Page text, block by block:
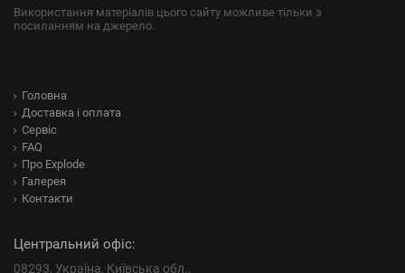
Використання матеріалів цього сайту можливе тільки з
посиланням на джерело.
Головна
Доставка і оплата
Сервіс
FAQ
Про Explode
Галерея
Контакти
Центральний офіс:
08293, Україна, Київська обл.,